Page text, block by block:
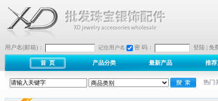
用户名(邮箱)： 记住用户名: 密 码： 登陆 免
首 页 产品分类 最新产品 推
热门